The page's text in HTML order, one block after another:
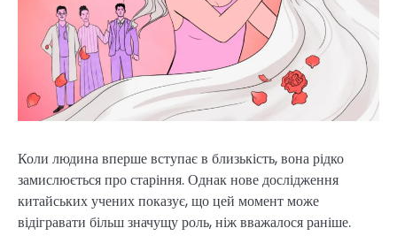
Коли людина вперше вступає в близькість, вона рідко
замислюється про старіння. Однак нове дослідження
китайських учених показує, що цей момент може
відігравати більш значущу роль, ніж вважалося раніше.